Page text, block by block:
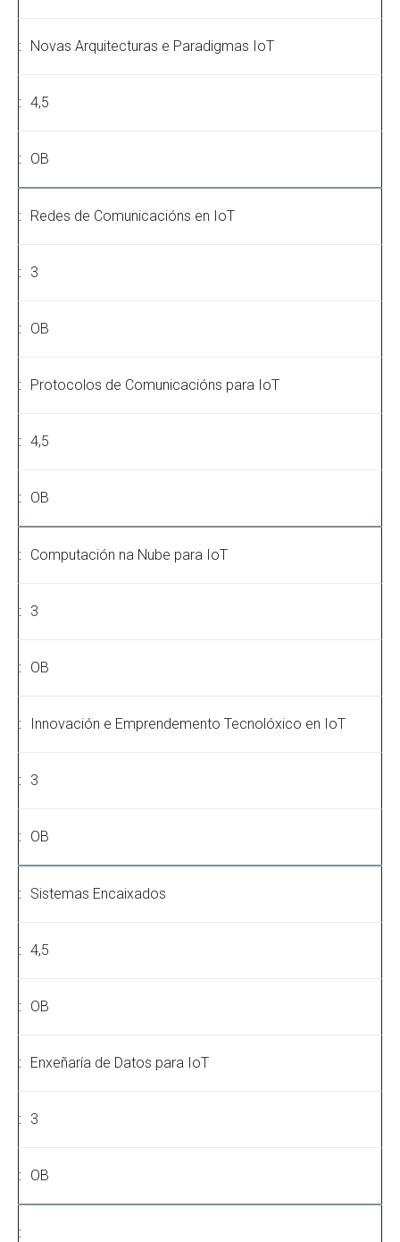
Novas Arquitecturas e Paradigmas IoT
4,5
OB
Redes de Comunicacións en IoT
3
OB
Protocolos de Comunicacións para IoT
4,5
OB
Computación na Nube para IoT
3
OB
Innovación e Emprendemento Tecnolóxico en IoT
3
OB
Sistemas Encaixados
4,5
OB
Enxeñaría de Datos para IoT
3
OB